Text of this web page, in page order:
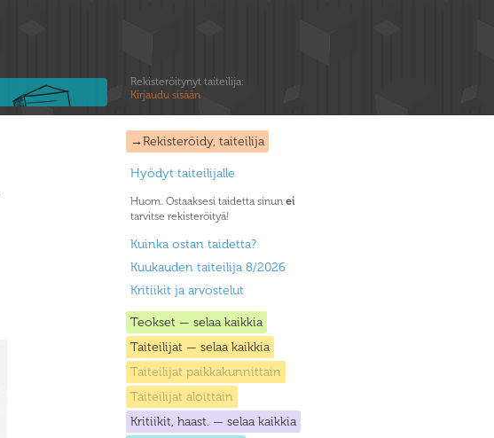
Rekisteröitynyt taiteilija:
Kirjaudu sisään
→Rekisteröidy, taiteilija
Hyödyt taiteilijalle
Huom. Ostaaksesi taidetta sinun ei
tarvitse rekisteröityä!
Kuinka ostan taidetta?
Kuukauden taiteilija 8/2026
Kritiikit ja arvostelut
Teokset — selaa kaikkia
Taiteilijat — selaa kaikkia
Taiteilijat paikkakunnittain
Taiteilijat aloittain
Kritiikit, haast. — selaa kaikkia